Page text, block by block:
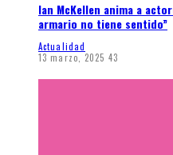
Ian McKellen anima a
armario no tiene sentido”
Actualidad
13 marzo, 2025 43